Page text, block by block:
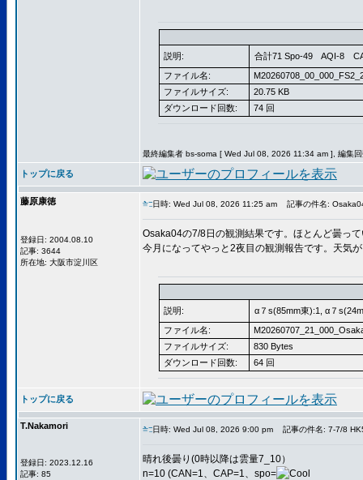
説明:
合計71 Spo-49 AQI-8
ファイル名:
ファイルサイズ:
20.75 KB
ダウンロード回数:
74 回
最終編集者 bs-soma [ Wed Jul 08, 2026 11:34 am ], 編集
トップに戻る
藤原康徳
登録日: 2004.08.10
記事: 3644
所在地: 大阪市淀川区
日時: Wed Jul 08, 2026 11:25 am 記事の件名:
Osaka04の7/8日の観測結果です。ほとんど曇っ
今月になってやっと2夜目の観測報告です。天気
説明:
α７s(85mm東):1, α７
ファイル名:
ファイルサイズ:
830 Bytes
ダウンロード回数:
64 回
トップに戻る
T.Nakamori
登録日: 2023.12.16
記事: 85
日時: Wed Jul 08, 2026 9:00 pm 記事の件名: 7-7/8
晴れ後曇り(0時以降は雲量7_10）
n=10 (CAN=1、CAP=1、spo=